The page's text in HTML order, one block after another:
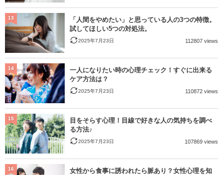
「人間をやめたい」と思っている人の3つの特徴。
試してほしい5つの対処法。
2025年7月23日 112807 views
13
一人になりたい時の心理チェック！すぐに出来る
ケア方法は？
2025年7月23日 110872 views
14
目をそらす心理！目線で好きな人の気持ちを調べ
る方法♪
2025年7月23日 107869 views
15
女性から食事に誘われたら脈あり？女性心理を知
16